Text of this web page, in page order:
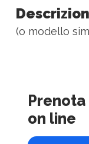
(o modello
on line